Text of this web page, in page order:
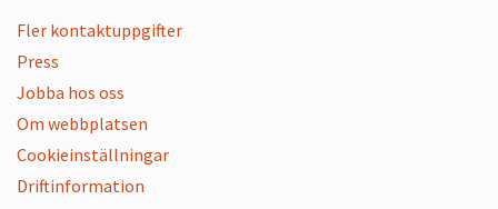
Fler kontaktuppgifter
Press
Jobba hos oss
Om webbplatsen
Cookieinställningar
Driftinformation